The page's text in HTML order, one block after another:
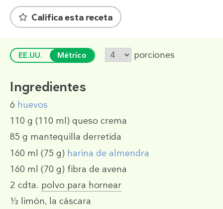
Califica esta receta
EE.UU. Métrico porciones
Ingredientes
6 huevos
110 g (110 ml) queso crema
85 g mantequilla derretida
160 ml (75 g) harina de almendra
160 ml (70 g) fibra de avena
2 cdta. polvo para hornear
½ limón, la cáscara